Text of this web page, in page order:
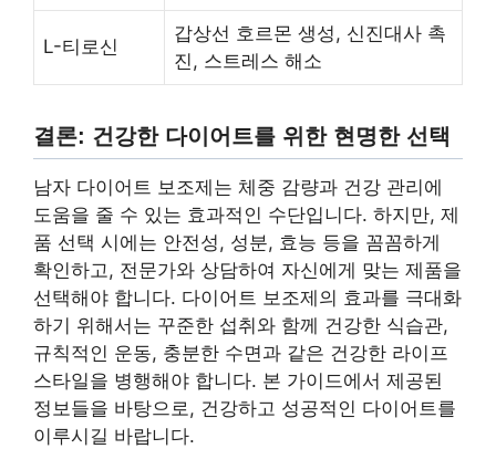
L-티로신
갑상선 호르몬 생성, 신진대사 촉
진, 스트레스 해소
결론: 건강한 다이어트를 위한 현명한 선택
남자 다이어트 보조제는 체중 감량과 건강 관리에
도움을 줄 수 있는 효과적인 수단입니다. 하지만, 제
품 선택 시에는 안전성, 성분, 효능 등을 꼼꼼하게
확인하고, 전문가와 상담하여 자신에게 맞는 제품을
선택해야 합니다. 다이어트 보조제의 효과를 극대화
하기 위해서는 꾸준한 섭취와 함께 건강한 식습관,
규칙적인 운동, 충분한 수면과 같은 건강한 라이프
스타일을 병행해야 합니다. 본 가이드에서 제공된
정보들을 바탕으로, 건강하고 성공적인 다이어트를
이루시길 바랍니다.